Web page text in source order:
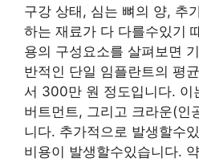
구강 상태, 심는 뼈의 양, 추
하는 재료가 다 다를수있기
용의 구성요소를 살펴보면
반적인 단일 임플란트의 평
서 300만 원 정도입니다. 이
버트먼트, 그리고 크라운(인
니다. 추가적으로 발생할수
비용이 발생할수있습니다.